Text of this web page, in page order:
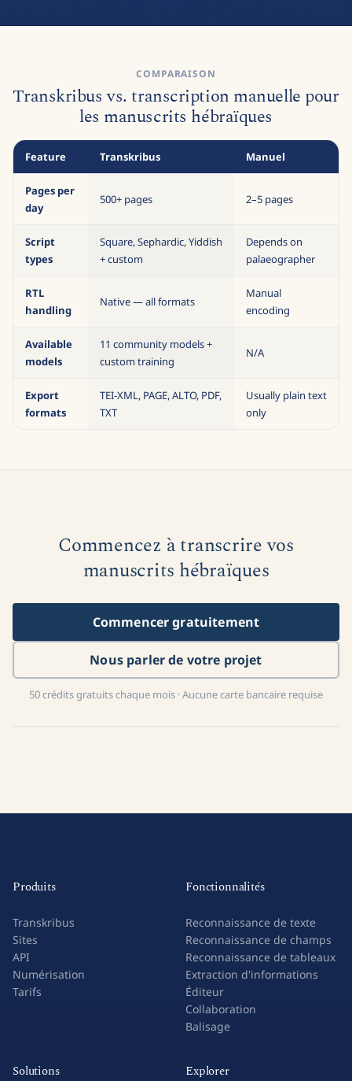
COMPARAISON
Transkribus vs. transcription manuelle pour
les manuscrits hébraïques
Feature Transkribus Manuel
Pages per
day
500+ pages 2–5 pages
Script
types
Square, Sephardic, Yiddish
+ custom
Depends on
palaeographer
RTL
handling
Native — all formats
Manual
encoding
Available
models
11 community models +
custom training
N/A
Export
formats
TEI-XML, PAGE, ALTO, PDF,
TXT
Usually plain text
only
Commencez à transcrire vos
manuscrits hébraïques
Commencer gratuitement
Nous parler de votre projet
50 crédits gratuits chaque mois · Aucune carte bancaire requise
Produits
Transkribus
Sites
API
Numérisation
Tarifs
Fonctionnalités
Reconnaissance de texte
Reconnaissance de champs
Reconnaissance de tableaux
Extraction d'informations
Éditeur
Collaboration
Balisage
Solutions Explorer